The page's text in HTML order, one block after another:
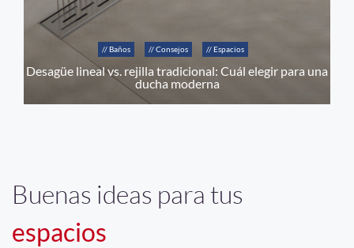
// Baños // Consejos // Espacios
Desagüe lineal vs. rejilla tradicional: Cuál elegir para una
ducha moderna
Buenas ideas para tus
espacios